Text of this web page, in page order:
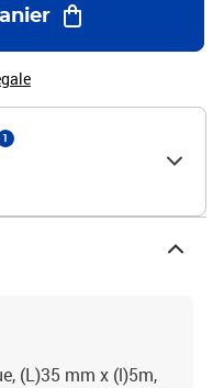
1
(L)35 mm x (l)5m,